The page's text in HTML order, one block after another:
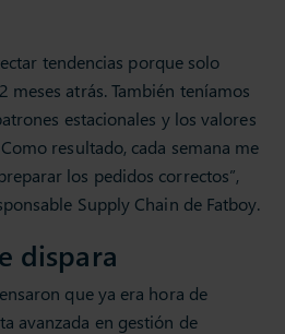
tendencias porque solo
meses atrás. También teníamos
estacionales y los valores
resultado, cada semana me
los pedidos correctos”,
Supply Chain de Fatboy.
dispara
que ya era hora de
avanzada en gestión de